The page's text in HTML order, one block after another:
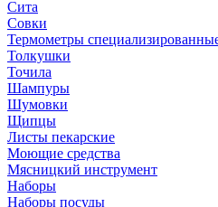
Сита
Совки
Термометры
Толкушки
Точила
Шампуры
Шумовки
Щипцы
Листы пекарские
Моющие средства
Мясницкий инструмент
Наборы
Наборы посуды